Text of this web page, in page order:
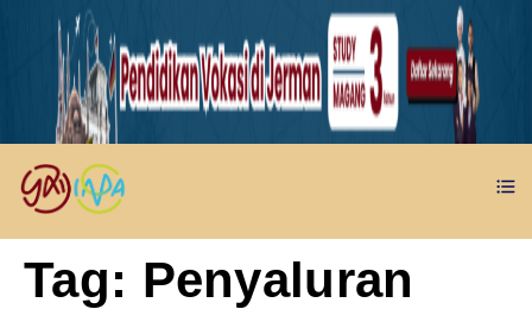
Tag: Penyaluran